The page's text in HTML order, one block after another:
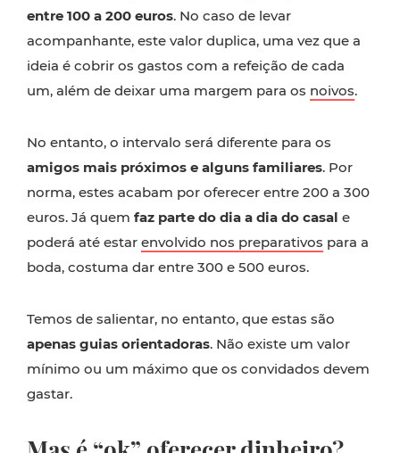
entre 100 a 200 euros. No caso de levar
acompanhante, este valor duplica, uma vez que a
ideia é cobrir os gastos com a refeição de cada
um, além de deixar uma margem para os noivos.
No entanto, o intervalo será diferente para os
amigos mais próximos e alguns familiares. Por
norma, estes acabam por oferecer entre 200 a 300
euros. Já quem faz parte do dia a dia do casal e
poderá até estar envolvido nos preparativos para a
boda, costuma dar entre 300 e 500 euros.
Temos de salientar, no entanto, que estas são
apenas guias orientadoras. Não existe um valor
mínimo ou um máximo que os convidados devem
gastar.